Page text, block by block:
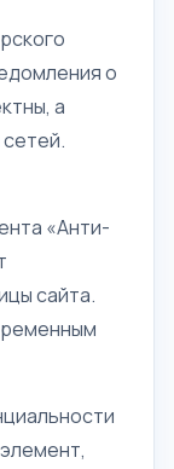
о
а
«Анти-
сайта.